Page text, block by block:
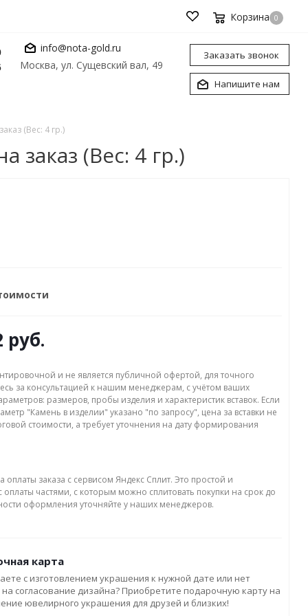
Корзина 0
info@nota-gold.ru
Москва, ул. Сущевский вал, 49
Заказать звонок
Напишите нам
(Вес: 4 гр.)
заказ (Вес: 4 гр.)
руб.
и не является публичной офертой, для точного
за консультацией к нашим менеджерам, с учётом ваших
размеров, пробы изделия и характеристик вставок. Если
"Камень в изделии" указано "по запросу", цена за вставки не
стоимости, а требует уточнения на дату формирования
оплаты заказа с сервисом Яндекс Сплит. Это простой и
оплаты частями, с которым можно сплитовать покупки на срок до
оформления уточняйте у наших менеджеров.
карта
с изготовлением украшения к нужной дате или нет
согласование дизайна? Приобретите подарочную карту на
ювелирного украшения для друзей и близких!